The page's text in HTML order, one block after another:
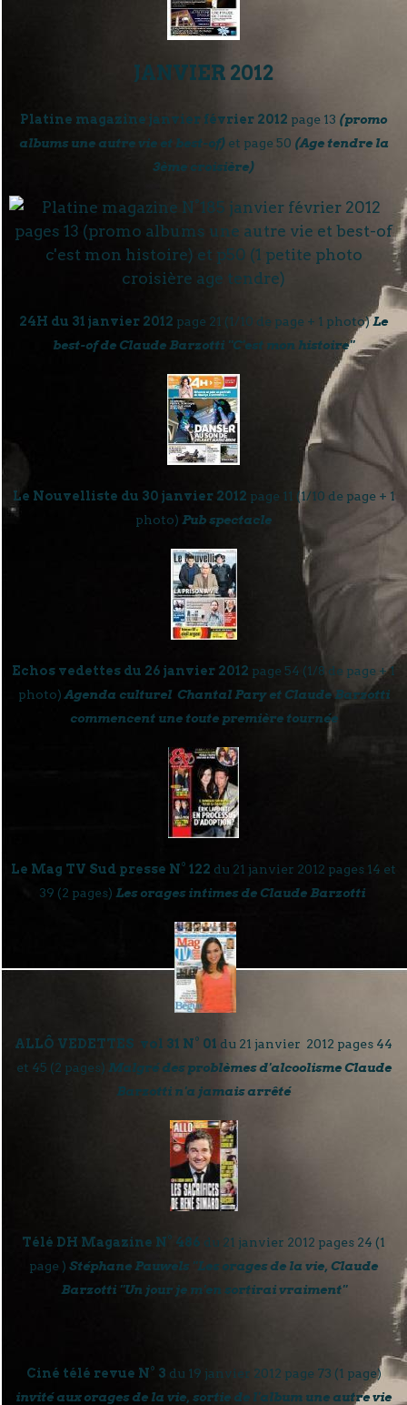
JANVIER 2012
Platine magazine janvier février 2012 page 13 (promo
albums une autre vie et best-of) et page 50 (Age tendre la
3ème croisière)
24H du 31 janvier 2012 page 21 (1/10 de page + 1 photo)Le
best-of de Claude Barzotti "C'est mon histoire"
Le Nouvelliste du 30 janvier 2012 page 11 (1/10 de page + 1
photo) Pub spectacle
Echos vedettes du 26 janvier 2012 page 54 (1/8 de page + 1
photo) Agenda culturel Chantal Pary et Claude Barzotti
commencent une toute première tournée
Le Mag TV Sud presse N° 122 du 21 janvier 2012 pages 14 et
39 (2 pages) Les orages intimes de Claude Barzotti
ALLÔ VEDETTES vol 31 N° 01 du 21 janvier 2012 pages 44
et 45 (2 pages) Malgré des problèmes d'alcoolisme Claude
Barzotti n'a jamais arrêté
Télé DH Magazine N° 486 du 21 janvier 2012 pages 24 (1
page ) Stéphane Pauwels "Les orages de la vie, Claude
Barzotti "Un jour je m'en sortirai vraiment"
Ciné télé revue N° 3 du 19 janvier 2012 page 73 (1 page)
invité aux orages de la vie, sortie de l'album une autre vie